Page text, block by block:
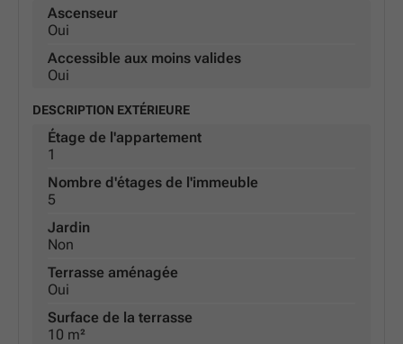
Ascenseur
Oui
Accessible aux moins valides
Oui
DESCRIPTION EXTÉRIEURE
Étage de l'appartement
1
Nombre d'étages de l'immeuble
5
Jardin
Non
Terrasse aménagée
Oui
Surface de la terrasse
10 m²